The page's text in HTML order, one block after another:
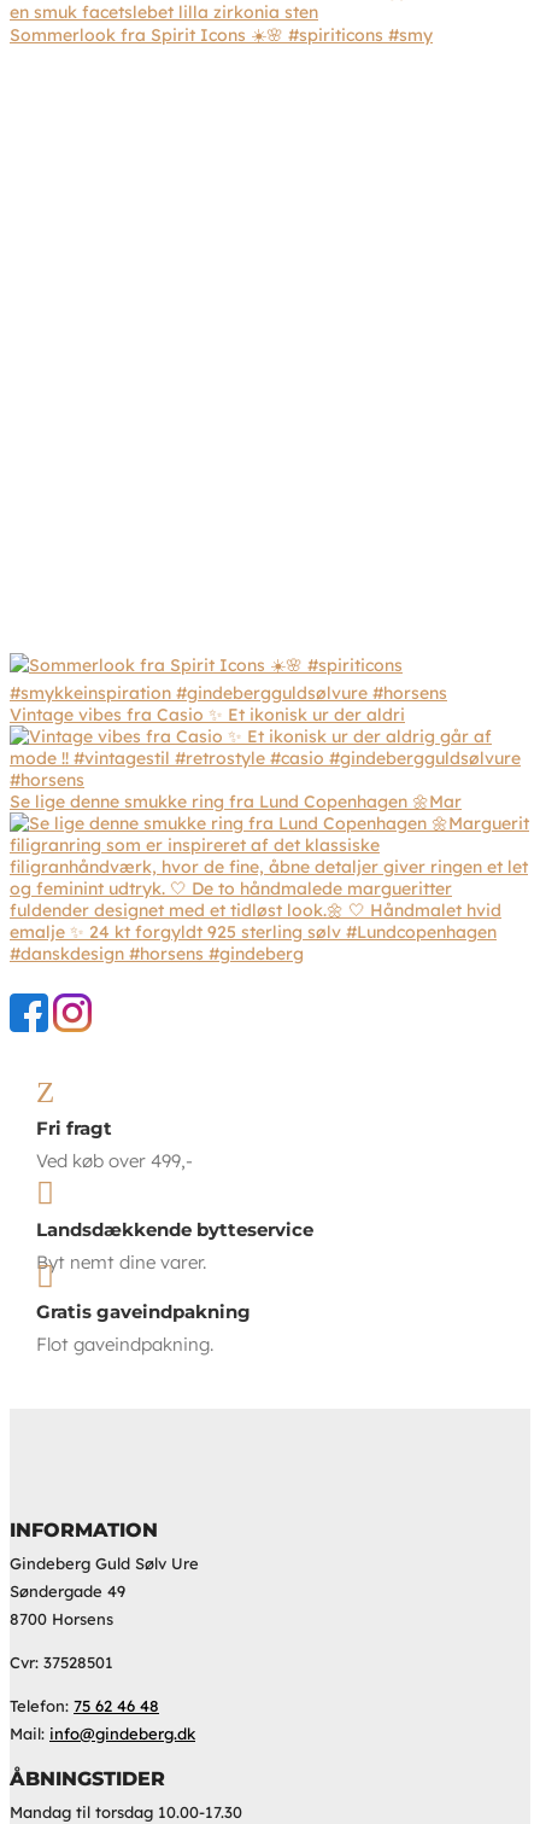
Sommerlook fra Spirit Icons ☀️🌸 #spiriticons #smy
Vintage vibes fra Casio ✨ Et ikonisk ur der aldri
Se lige denne smukke ring fra Lund Copenhagen 🌼Mar
Z
Fri fragt
Ved køb over 499,-

Landsdækkende bytteservice
Byt nemt dine varer.

Gratis gaveindpakning
Flot gaveindpakning.
INFORMATION
Gindeberg Guld Sølv Ure
Søndergade 49
8700 Horsens
Cvr: 37528501
Telefon: 75 62 46 48
Mail: info@gindeberg.dk
ÅBNINGSTIDER
Mandag til torsdag 10.00-17.30